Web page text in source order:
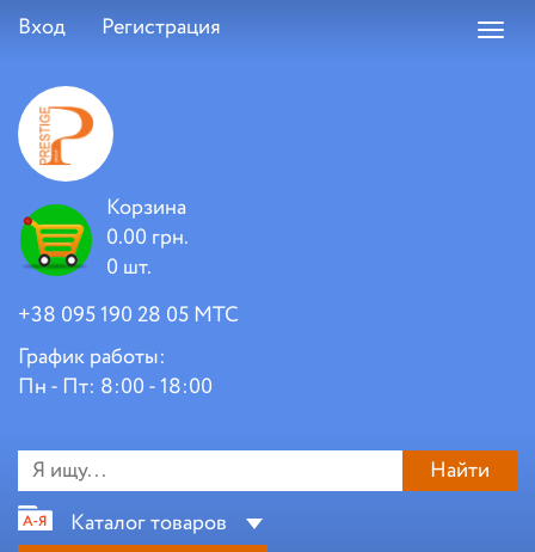
Вход Регистрация
Корзина
0.00 грн.
0 шт.
+38 095 190 28 05 МТС
График работы:
Пн - Пт: 8:00 - 18:00
Найти
Каталог товаров